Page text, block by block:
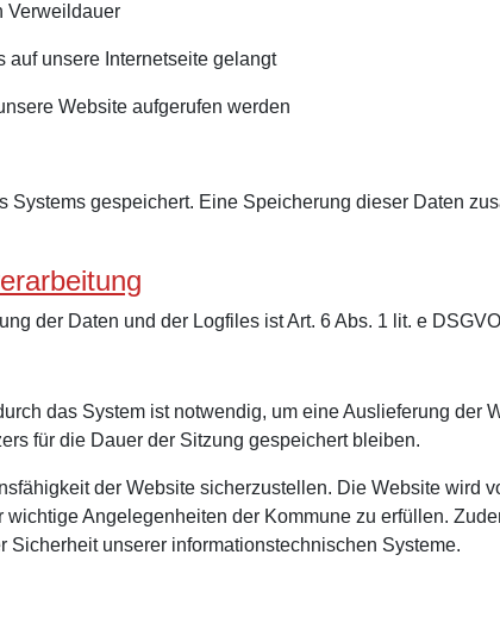
Verweildauer
auf unsere Internetseite gelangt
Website aufgerufen werden
gespeichert. Eine Speicherung dieser Daten
der Daten und der Logfiles ist Art. 6 Abs. 1 lit. e
das System ist notwendig, um eine Auslieferung der
für die Dauer der Sitzung gespeichert bleiben.
der Website sicherzustellen. Die Website wird
Angelegenheiten der Kommune zu erfüllen.
unserer informationstechnischen Systeme.